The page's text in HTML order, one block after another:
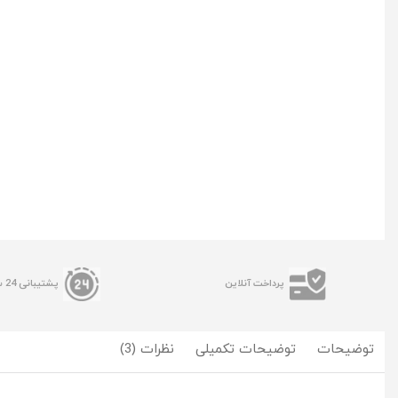
پرداخت آنلاین پشتیبانی 24 ساعته
توضیحات توضیحات تکمیلی نظرات (3)